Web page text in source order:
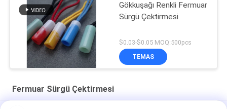
Gökkuşağı Renkli Fermuar
Sürgü Çektirmesi
$0.03-$0.05 MOQ:500pcs
TEMAS
Fermuar Sürgü Çektirmesi